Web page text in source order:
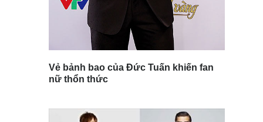
Vẻ bảnh bao của Đức Tuấn khiến fan
nữ thổn thức